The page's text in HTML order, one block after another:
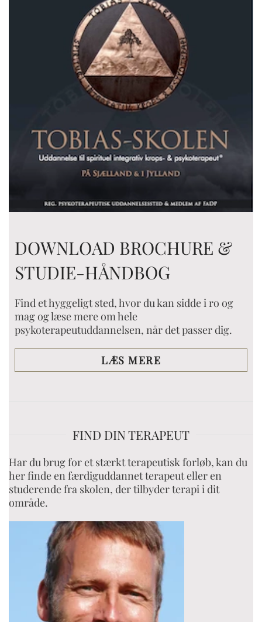
DOWNLOAD BROCHURE &
STUDIE-HÅNDBOG
Find et hyggeligt sted, hvor du kan sidde i ro og
mag og læse mere om hele
psykoterapeutuddannelsen, når det passer dig.
LÆS MERE
FIND DIN TERAPEUT
Har du brug for et stærkt terapeutisk forløb, kan du
her finde en færdiguddannet terapeut eller en
studerende fra skolen, der tilbyder terapi i dit
område.